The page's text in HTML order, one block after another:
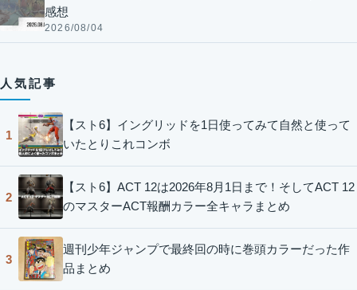
感想
2026/08/04
人気記事
1
【スト6】イングリッドを1日使ってみて自然と使って
いたとりこれコンボ
2
【スト6】ACT 12は2026年8月1日まで！そしてACT 12
のマスターACT報酬カラー全キャラまとめ
3
週刊少年ジャンプで最終回の時に巻頭カラーだった作
品まとめ